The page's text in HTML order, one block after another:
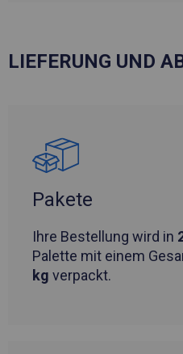
LIEFERUNG UND
Pakete
Ihre Bestellung wird in
Palette mit einem
kg verpackt.